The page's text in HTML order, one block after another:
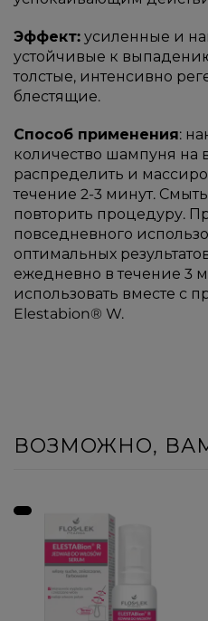
Эффект: усиленные и
устойчивые к
толстые, интенсивно
блестящие.
Способ применения:
количество шампуня на
распределить и
течение 2-3 минут.
повторить процедуру.
повседневного
оптимальных
ежедневно в течение 3
использовать вместе с
Elestabion® W.
ВОЗМОЖНО,